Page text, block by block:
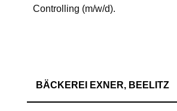
Controlling (m/w/d).
BÄCKEREI EXNER, BEELITZ